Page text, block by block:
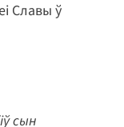
Славы ў
сын